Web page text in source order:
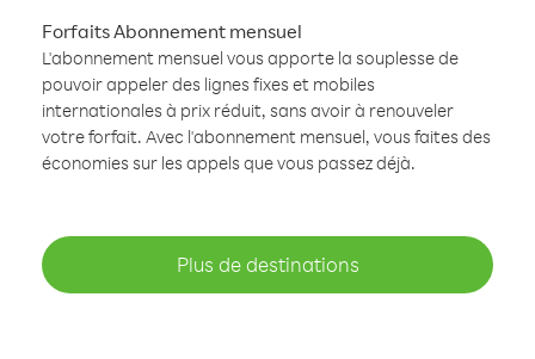
Forfaits Abonnement mensuel
L'abonnement mensuel vous apporte la souplesse de
pouvoir appeler des lignes fixes et mobiles
internationales à prix réduit, sans avoir à renouveler
votre forfait. Avec l'abonnement mensuel, vous faites des
économies sur les appels que vous passez déjà.
Plus de destinations